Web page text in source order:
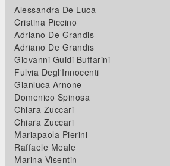
Alessandra De Luca
Cristina Piccino
Adriano De Grandis
Adriano De Grandis
Giovanni Guidi Buffarini
Fulvia Degl'Innocenti
Gianluca Arnone
Domenico Spinosa
Chiara Zuccari
Chiara Zuccari
Mariapaola Pierini
Raffaele Meale
Marina Visentin